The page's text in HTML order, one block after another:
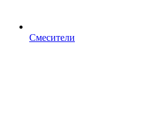
Смесители